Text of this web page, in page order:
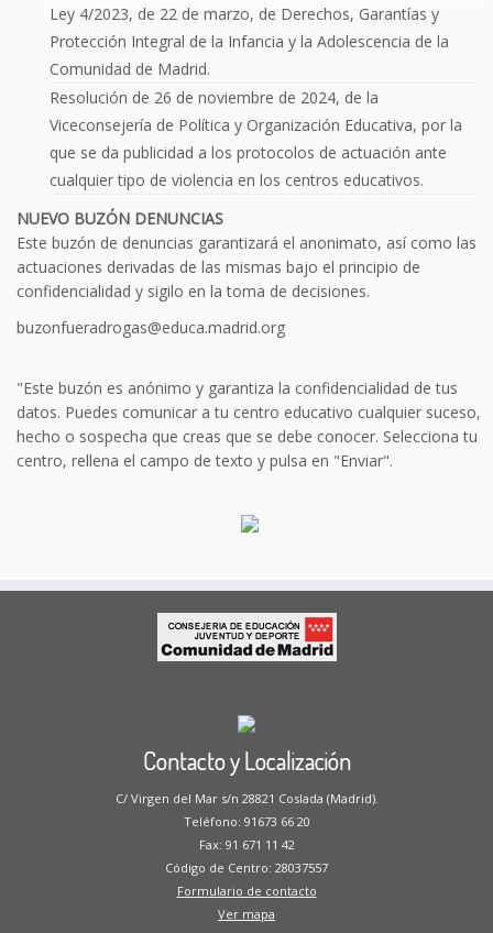
Ley 4/2023, de 22 de marzo, de Derechos, Garantías y
Protección Integral de la Infancia y la Adolescencia de la
Comunidad de Madrid.
Resolución de 26 de noviembre de 2024, de la
Viceconsejería de Política y Organización Educativa, por la
que se da publicidad a los protocolos de actuación ante
cualquier tipo de violencia en los centros educativos.
NUEVO BUZÓN DENUNCIAS
Este buzón de denuncias garantizará el anonimato, así como las
actuaciones derivadas de las mismas bajo el principio de
confidencialidad y sigilo en la toma de decisiones.
buzonfueradrogas@educa.madrid.org
"Este buzón es anónimo y garantiza la confidencialidad de tus
datos. Puedes comunicar a tu centro educativo cualquier suceso,
hecho o sospecha que creas que se debe conocer. Selecciona tu
centro, rellena el campo de texto y pulsa en "Enviar".
Contacto y Localización
C/ Virgen del Mar s/n 28821 Coslada (Madrid).
Teléfono: 91673 66 20
Fax: 91 671 11 42
Código de Centro: 28037557
Formulario de contacto
Ver mapa